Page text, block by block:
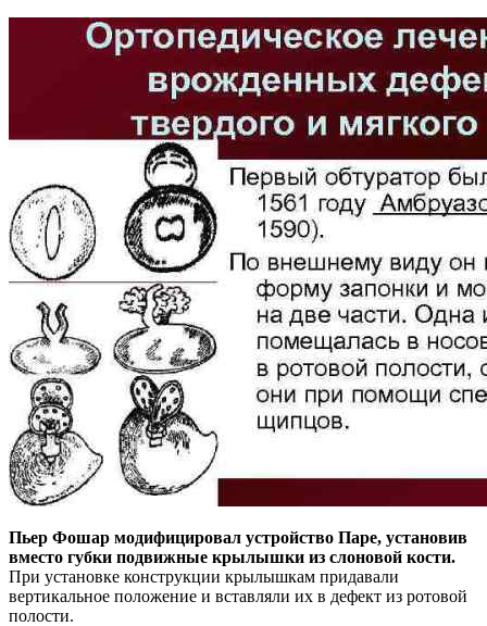
Пьер Фошар модифицировал устройство Паре, установив
вместо губки подвижные крылышки из слоновой кости.
При установке конструкции крылышкам придавали
вертикальное положение и вставляли их в дефект из ротовой
полости.